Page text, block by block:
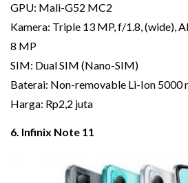
GPU: Mali-G52 MC2
Kamera: Triple 13 MP, f/1.8, (wide),
8 MP
SIM: Dual SIM (Nano-SIM)
Baterai: Non-removable Li-Ion 5000
Harga: Rp2,2 juta
6. Infinix Note 11